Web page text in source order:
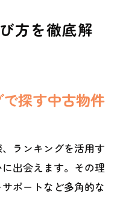
方を徹底解
探す中古物件
ランキングを活用す
出会えます。その理
ポートなど多角的な